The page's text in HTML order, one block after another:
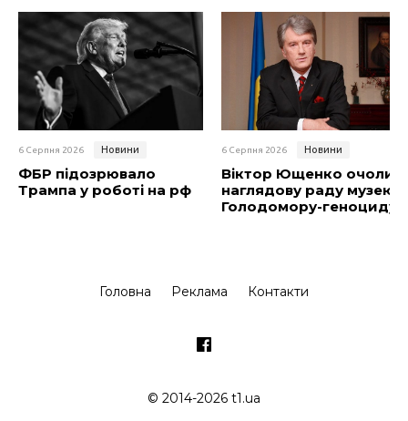
6 Серпня 2026 Новини
ФБР підозрювало
Трампа у роботі на рф
6 Серпня 2026 Новини
Віктор Ющенко очолив
наглядову раду музею
Голодомору-геноциду
Головна Реклама Контакти
© 2014-2026 t1.ua